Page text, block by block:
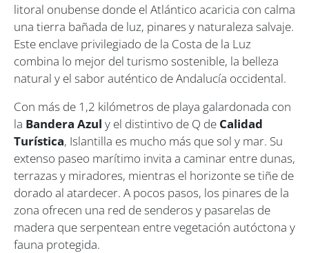
litoral onubense donde el Atlántico acaricia con calma
una tierra bañada de luz, pinares y naturaleza salvaje.
Este enclave privilegiado de la Costa de la Luz
combina lo mejor del turismo sostenible, la belleza
natural y el sabor auténtico de Andalucía occidental.
Con más de 1,2 kilómetros de playa galardonada con
la Bandera Azul y el distintivo de Q de Calidad
Turística, Islantilla es mucho más que sol y mar. Su
extenso paseo marítimo invita a caminar entre dunas,
terrazas y miradores, mientras el horizonte se tiñe de
dorado al atardecer. A pocos pasos, los pinares de la
zona ofrecen una red de senderos y pasarelas de
madera que serpentean entre vegetación autóctona y
fauna protegida.